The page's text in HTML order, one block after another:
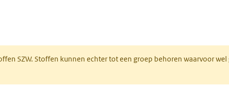
SZW. Stoffen kunnen echter tot een groep behoren waarvoor